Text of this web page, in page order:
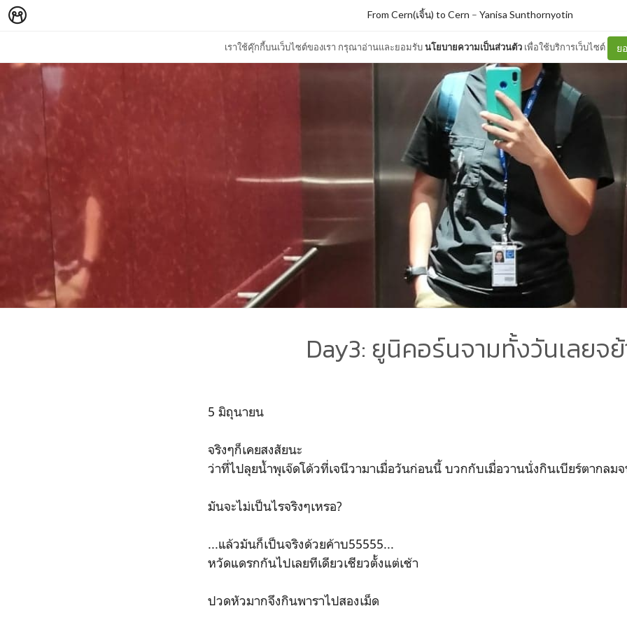
เราใช้คุ๊กกี้บนเว็บไซต์ของเรา กรุณาอ่านและยอมรับนโยบายความเป็นส่วนตัว เพื่อใช้บริการเว็บไซต์ ย
From Cern(เจิ้น) to Cern – Yanisa Sunthornyotin
Day3: ยูนิคอร์นจามทั้งวันเลยจ
5 มิถุนายน
จริงๆก็เคยสงสัยนะ
ว่าที่ไปลุยน้ำพุเจ๊ดโด้วที่เจนีวามาเมื่อวันก่อนนี้ บวกกับเมื่อวานนั่งกินเบียร์ตากลม
มันจะไม่เป็นไรจริงๆเหรอ?
...แล้วมันก็เป็นจริงด้วยค้าบ55555...
หวัดแดรกกันไปเลยทีเดียวเชียวตั้งแต่เช้า
ปวดหัวมากจึงกินพาราไปสองเม็ด